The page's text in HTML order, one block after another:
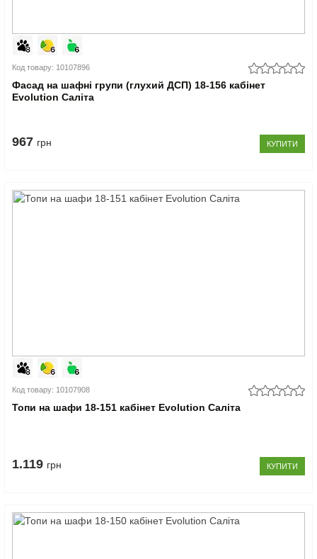
Код товару: 10107896
Фасад на шафні групи (глухий ДСП) 18-156 кабінет
Evolution Саліта
967 грн КУПИТИ
Код товару: 10107908
Топи на шафи 18-151 кабінет Evolution Саліта
1.119 грн КУПИТИ